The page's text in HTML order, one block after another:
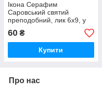
Ікона Серафим
Саровський святий
преподобний, лик 6х9, у
пластиковій чорній рамці,
09853
60 ₴
Купити
Про нас